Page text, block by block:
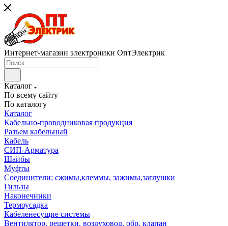
Интернет-магазин электроники ОптЭлектрик
Каталог
По всему сайту
По каталогу
Каталог
Кабельно-проводниковая продукция
Разъем кабельный
Кабель
СИП-Арматура
Шайбы
Муфты
Соединители: сжимы,клеммы, зажимы,заглушки
Гильзы
Наконечники
Термоусадка
Кабеленесущие системы
Вентилятор, решетки, воздуховод, обр. клапан